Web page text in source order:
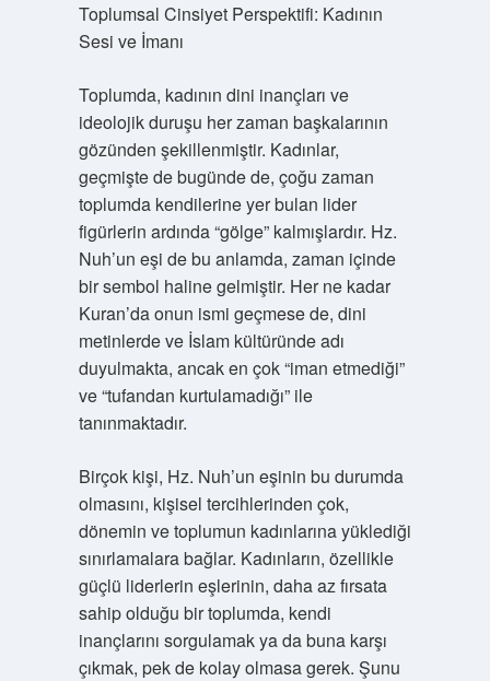
Toplumsal Cinsiyet Perspektifi: Kadının
Sesi ve İmanı
Toplumda, kadının dini inançları ve
ideolojik duruşu her zaman başkalarının
gözünden şekillenmiştir. Kadınlar,
geçmişte de bugünde de, çoğu zaman
toplumda kendilerine yer bulan lider
figürlerin ardında “gölge” kalmışlardır. Hz.
Nuh’un eşi de bu anlamda, zaman içinde
bir sembol haline gelmiştir. Her ne kadar
Kuran’da onun ismi geçmese de, dini
metinlerde ve İslam kültüründe adı
duyulmakta, ancak en çok “iman etmediği”
ve “tufandan kurtulamadığı” ile
tanınmaktadır.
Birçok kişi, Hz. Nuh’un eşinin bu durumda
olmasını, kişisel tercihlerinden çok,
dönemin ve toplumun kadınlarına yüklediği
sınırlamalara bağlar. Kadınların, özellikle
güçlü liderlerin eşlerinin, daha az fırsata
sahip olduğu bir toplumda, kendi
inançlarını sorgulamak ya da buna karşı
çıkmak, pek de kolay olmasa gerek. Şunu